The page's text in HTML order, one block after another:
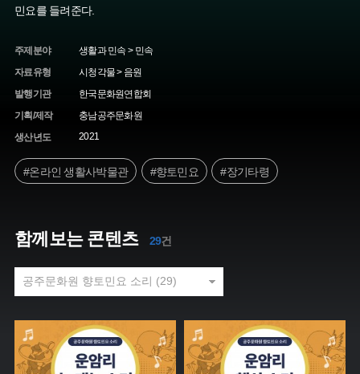
민요를 들려준다.
주제분야
생활과 민속 > 민속
자료유형
시청각물 > 음원
발행기관
한국문화원연합회
기획/제작
충남공주문화원
생산년도
2021
#온라인 생활사박물관 #향토민요 #장기타령
함께보는 콘텐츠 29건